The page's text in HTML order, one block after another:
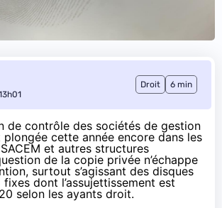
Droit 6 min
de contrôle des sociétés de gestion
plongée cette année encore dans les
et autres structures
de la copie privée n’échappe
surtout s’agissant des disques
dont l’assujettissement est
selon les ayants droit.